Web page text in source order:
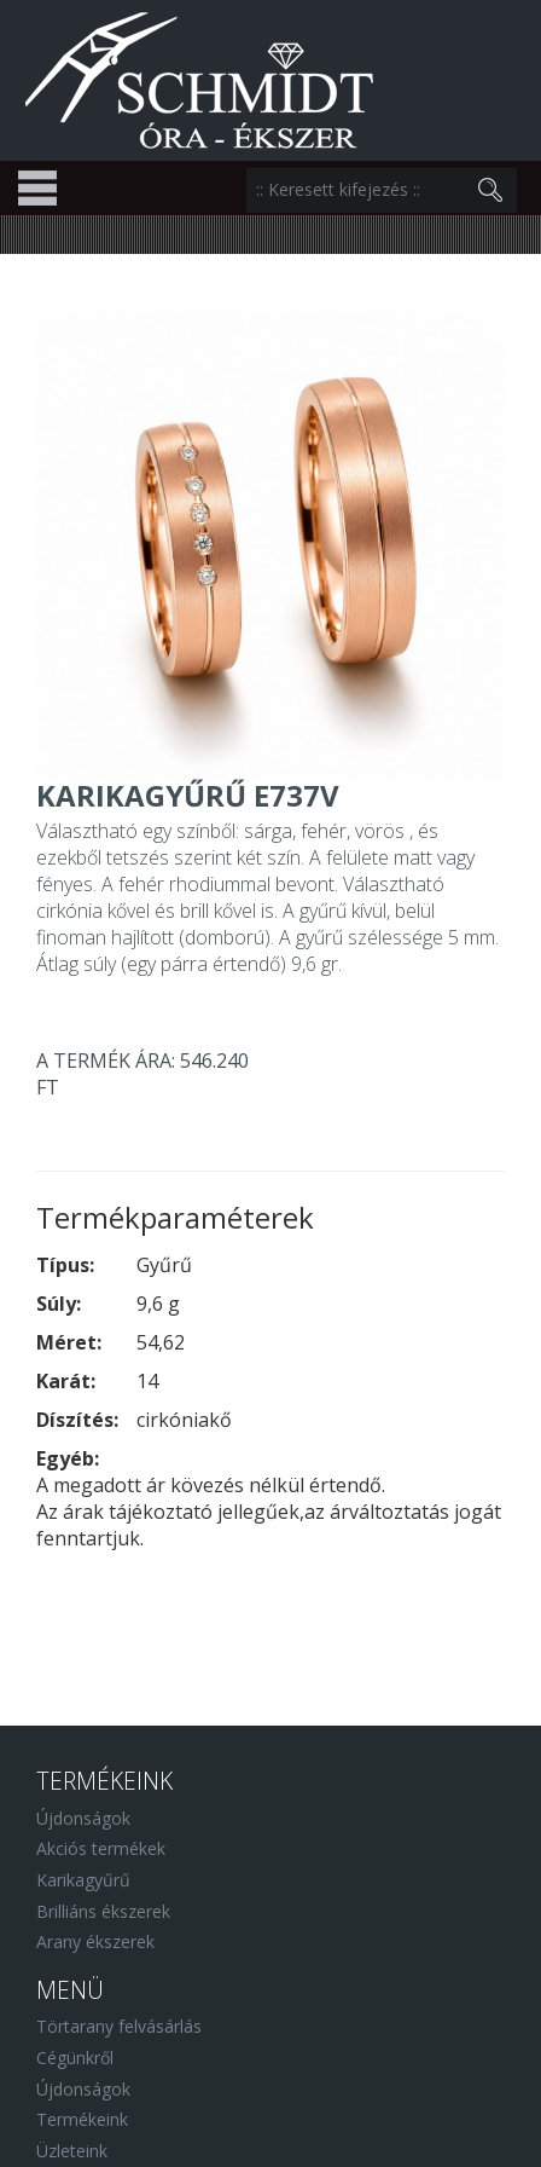
KARIKAGYŰRŰ E737V
Választható egy színből: sárga, fehér, vörös , és
ezekből tetszés szerint két szín. A felülete matt vagy
fényes. A fehér rhodiummal bevont. Választható
cirkónia kővel és brill kővel is. A gyűrű kívül, belül
finoman hajlított (domború). A gyűrű szélessége 5 mm.
Átlag súly (egy párra értendő) 9,6 gr.
A TERMÉK ÁRA: 546.240
FT
Termékparaméterek
Típus:
Gyűrű
Súly:
9,6 g
Méret:
54,62
Karát:
14
Díszítés:
cirkóniakő
Egyéb:
A megadott ár kövezés nélkül értendő.
Az árak tájékoztató jellegűek,az árváltoztatás jogát
fenntartjuk.
TERMÉKEINK
Újdonságok
Akciós termékek
Karikagyűrű
Brilliáns ékszerek
Arany ékszerek
MENÜ
Törtarany felvásárlás
Cégünkről
Újdonságok
Termékeink
Üzleteink